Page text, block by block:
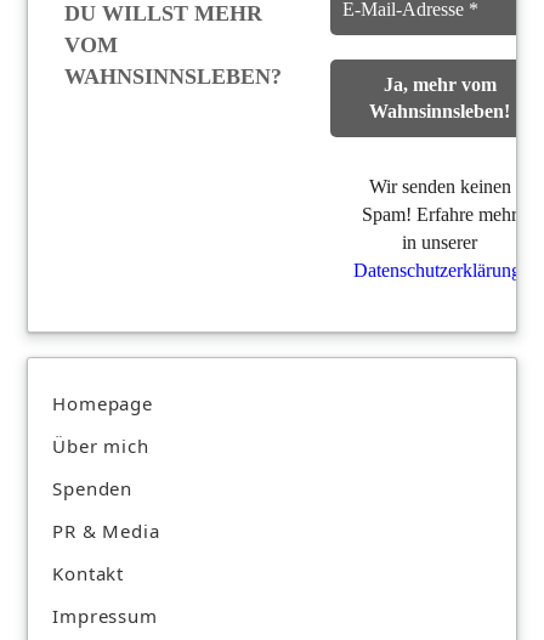
DU WILLST MEHR
VOM
WAHNSINNSLEBEN?
Wir senden keinen
Spam! Erfahre mehr
in unserer
Datenschutzerklärung
Homepage
Über mich
Spenden
PR & Media
Kontakt
Impressum